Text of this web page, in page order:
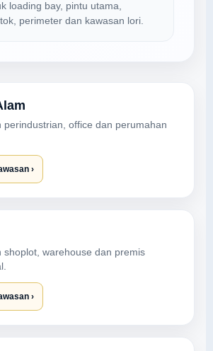
loading bay, pintu utama,
perimeter dan kawasan lori.
perindustrian, office dan perumahan
›
shoplot, warehouse dan premis
›